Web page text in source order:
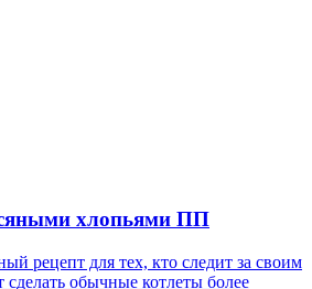
хлопьями ПП
рецепт для тех, кто следит за своим
сделать обычные котлеты более